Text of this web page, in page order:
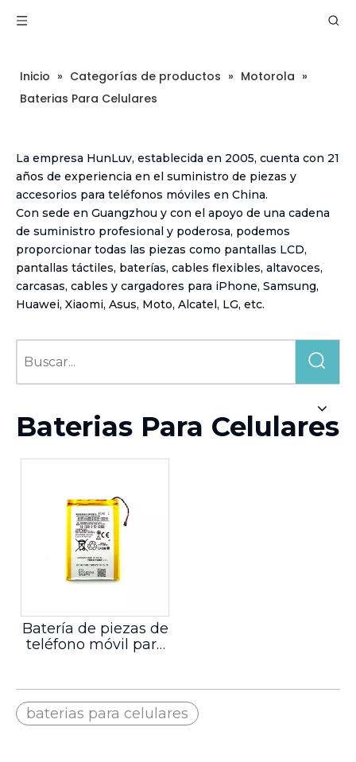
Inicio » Categorías de productos » Motorola »
Baterias Para Celulares
La empresa HunLuv, establecida en 2005, cuenta con 21
años de experiencia en el suministro de piezas y
accesorios para teléfonos móviles en China.
Con sede en Guangzhou y con el apoyo de una cadena
de suministro profesional y poderosa, podemos
proporcionar todas las piezas como pantallas LCD,
pantallas táctiles, baterías, cables flexibles, altavoces,
carcasas, cables y cargadores para iPhone, Samsung,
Huawei, Xiaomi, Asus, Moto, Alcatel, LG, etc.
Baterias Para Celulares
Batería de piezas de
teléfono móvil para
baterias para celulares